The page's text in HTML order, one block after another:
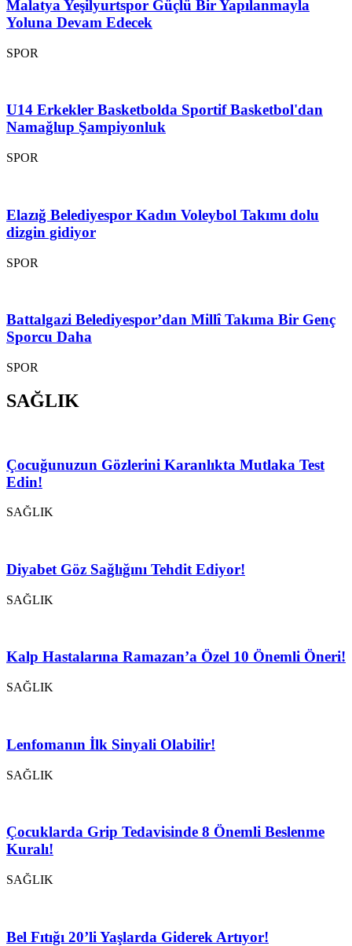
Malatya Yeşilyurtspor Güçlü Bir Yapılanmayla
Yoluna Devam Edecek
SPOR
U14 Erkekler Basketbolda Sportif Basketbol'dan
Namağlup Şampiyonluk
SPOR
Elazığ Belediyespor Kadın Voleybol Takımı dolu
dizgin gidiyor
SPOR
Battalgazi Belediyespor’dan Millî Takıma Bir Genç
Sporcu Daha
SPOR
SAĞLIK
Çocuğunuzun Gözlerini Karanlıkta Mutlaka Test
Edin!
SAĞLIK
Diyabet Göz Sağlığını Tehdit Ediyor!
SAĞLIK
Kalp Hastalarına Ramazan’a Özel 10 Önemli Öneri!
SAĞLIK
Lenfomanın İlk Sinyali Olabilir!
SAĞLIK
Çocuklarda Grip Tedavisinde 8 Önemli Beslenme
Kuralı!
SAĞLIK
Bel Fıtığı 20’li Yaşlarda Giderek Artıyor!